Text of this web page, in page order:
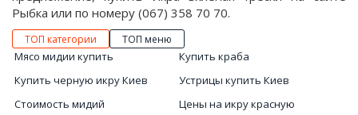
Рыбка или по номеру (067) 358 70 70.
ТОП категории ТОП меню
Мясо мидии купить
Купить черную икру Киев
Стоимость мидий
Купить краба
Устрицы купить Киев
Цены на икру красную